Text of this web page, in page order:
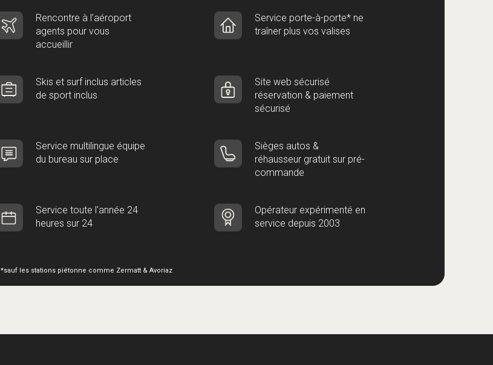
Rencontre à l’aéroport
agents pour vous
accueillir
Service porte-à-porte* ne
traîner plus vos valises
Skis et surf inclus articles
de sport inclus
Site web sécurisé
réservation & paiement
sécurisé
Service multilingue équipe
du bureau sur place
Sièges autos &
réhausseur gratuit sur pré-
commande
Service toute l'année 24
heures sur 24
Opérateur expérimenté en
service depuis 2003
*sauf les stations piétonne comme Zermatt & Avoriaz